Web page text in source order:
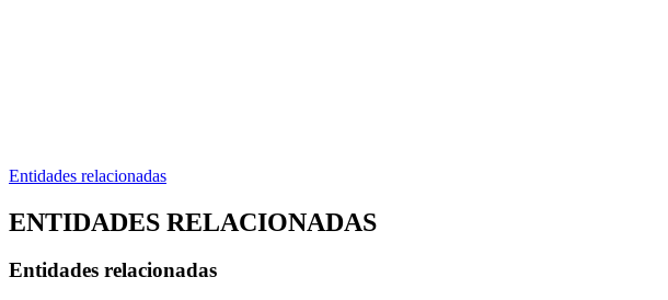
Entidades relacionadas
ENTIDADES RELACIONADAS
Entidades relacionadas